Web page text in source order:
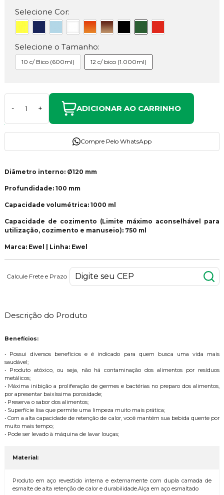
Selecione Cor:
Selecione o Tamanho:
10 c/ Bico (600ml) 12 c/ bico (1.000ml)
- + ADICIONAR AO CARRINHO
Compre Pelo WhatsApp
Diâmetro interno: Ø120 mm
Profundidade: 100 mm
Capacidade volumétrica: 1000 ml
Capacidade de cozimento (Limite máximo aconselhável para
utilização, cozimento e manuseio): 750 ml
Marca: Ewel | Linha: Ewel
Calcule Frete e Prazo
Descrição do Produto
Benefícios:
• Possui diversos benefícios e é indicado para quem busca uma vida mais
saudável;
• Produto atóxico, ou seja, não há contaminação dos alimentos por resíduos
metálicos;
• Máxima inibição a proliferação de germes e bactérias no preparo dos alimentos,
por apresentar baixíssima porosidade;
• Preserva o sabor dos alimentos;
• Superfície lisa que permite uma limpeza muito mais prática;
• Com a alta capacidade de retenção de calor, você mantém sua bebida quente por
muito mais tempo;
• Pode ser levado à máquina de lavar louças;
Material:
Produto em aço revestido interna e externamente com dupla camada de
esmalte de alta retenção de calor e durabilidade.Alça em aço esmaltado